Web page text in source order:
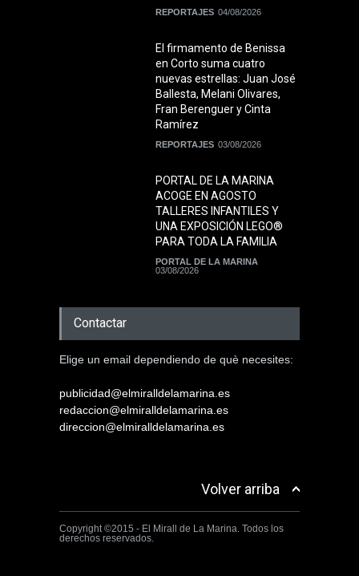
REPORTAJES 04/08/2026
El firmamento de Benissa
en Corto suma cuatro
nuevas estrellas: Juan José
Ballesta, Melani Olivares,
Fran Berenguer y Cinta
Ramírez
REPORTAJES 03/08/2026
PORTAL DE LA MARINA
ACOGE EN AGOSTO
TALLERES INFANTILES Y
UNA EXPOSICIÓN LEGO®
PARA TODA LA FAMILIA
PORTAL DE LA MARINA
03/08/2026
Contactar
Elige un email dependiendo de què necesites:
publicidad@elmiralldelamarina.es
redaccion@elmiralldelamarina.es
direccion@elmiralldelamarina.es
Volver arriba
Copyright ©2015 - El Mirall de La Marina. Todos los
derechos reservados.